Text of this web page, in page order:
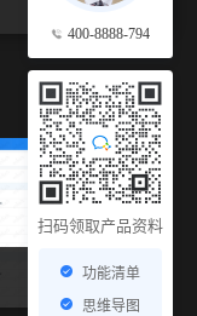
400-8888-794
扫码领取产品资料
功能清单
思维导图
查看更多 →
客服话术.png